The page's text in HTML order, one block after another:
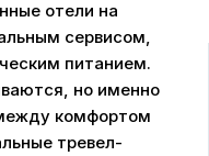
отели на
сервисом,
питанием.
но именно
комфортом
тревел-